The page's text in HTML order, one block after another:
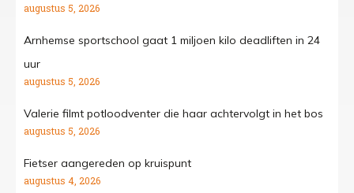
augustus 5, 2026
Arnhemse sportschool gaat 1 miljoen kilo deadliften in 24
uur
augustus 5, 2026
Valerie filmt potloodventer die haar achtervolgt in het bos
augustus 5, 2026
Fietser aangereden op kruispunt
augustus 4, 2026